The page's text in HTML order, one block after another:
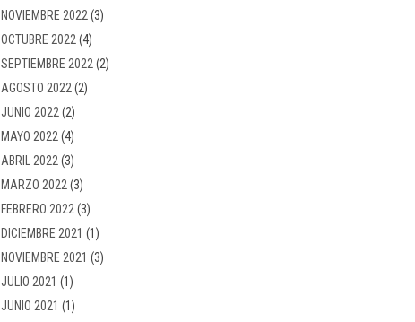
NOVIEMBRE 2022 (3)
OCTUBRE 2022 (4)
SEPTIEMBRE 2022 (2)
AGOSTO 2022 (2)
JUNIO 2022 (2)
MAYO 2022 (4)
ABRIL 2022 (3)
MARZO 2022 (3)
FEBRERO 2022 (3)
DICIEMBRE 2021 (1)
NOVIEMBRE 2021 (3)
JULIO 2021 (1)
JUNIO 2021 (1)